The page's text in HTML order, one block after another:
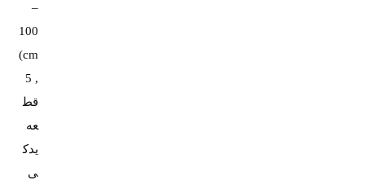
–
100
cm)
, 5
قط
عه
یدک
ی